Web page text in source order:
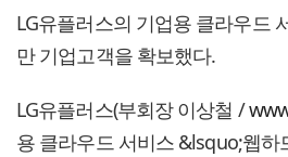
LG유플러스의 기업용 클라우드
만 기업고객을 확보했다.
LG유플러스(부회장 이상철 /
용 클라우드 서비스 &lsquo;웹